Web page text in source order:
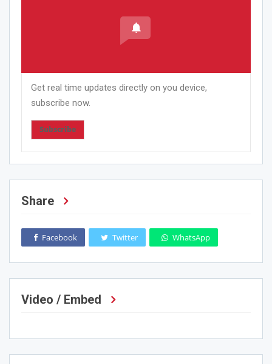
Get real time updates directly on you device,
subscribe now.
Subscribe
Share
Facebook Twitter WhatsApp
Video / Embed